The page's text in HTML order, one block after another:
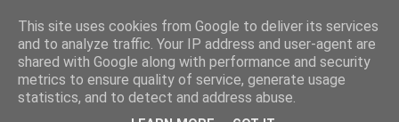
This site uses cookies from Google to deliver its services
and to analyze traffic. Your IP address and user-agent are
shared with Google along with performance and security
metrics to ensure quality of service, generate usage
statistics, and to detect and address abuse.